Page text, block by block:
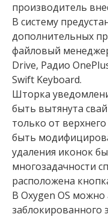
производитель
В систему
дополнительных
файловый
Drive, Радио
Swift Keyboard.
Шторка
быть вытянута
только от
быть
удаления иконок
многозадачности
расположена
В Oxygen OS
заблокированного